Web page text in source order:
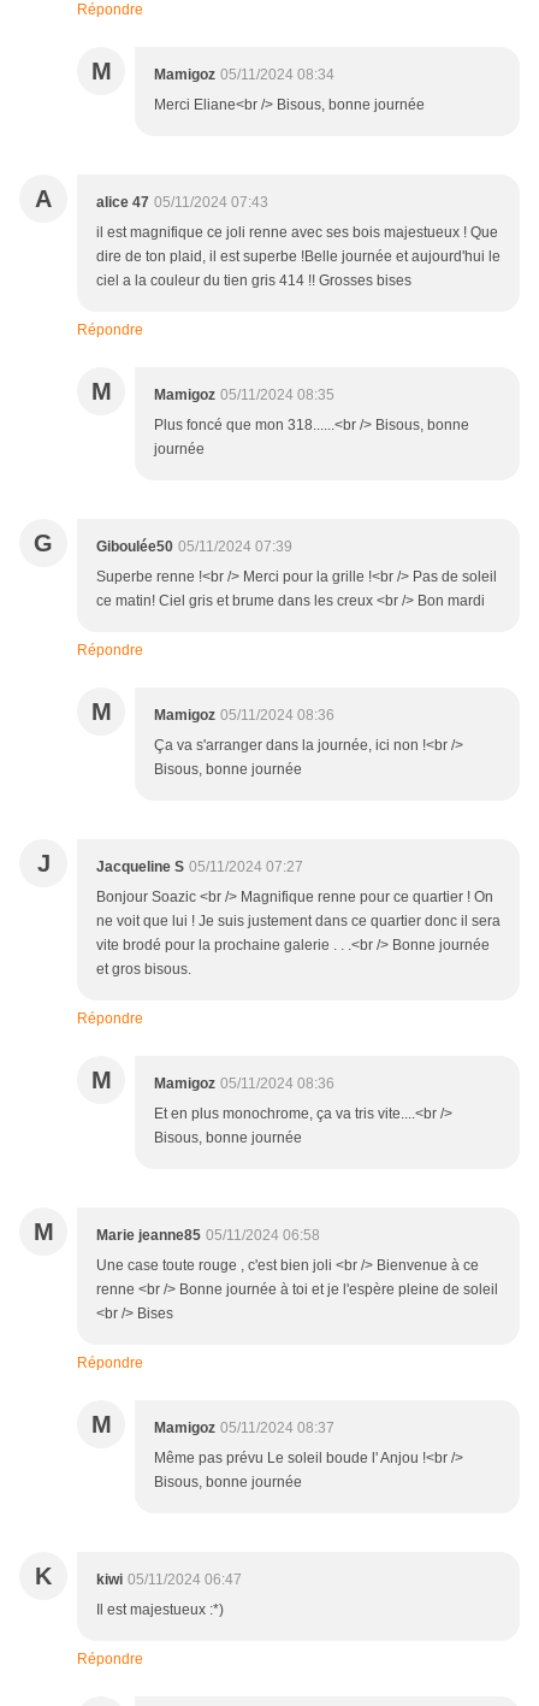
Répondre
M Mamigoz 05/11/2024 08:34
Merci Eliane<br /> Bisous, bonne journée
A alice 47 05/11/2024 07:43
il est magnifique ce joli renne avec ses bois majestueux ! Que
dire de ton plaid, il est superbe !Belle journée et aujourd'hui le
ciel a la couleur du tien gris 414 !! Grosses bises
Répondre
M Mamigoz 05/11/2024 08:35
Plus foncé que mon 318......<br /> Bisous, bonne
journée
G Giboulée50 05/11/2024 07:39
Superbe renne !<br /> Merci pour la grille !<br /> Pas de soleil
ce matin! Ciel gris et brume dans les creux <br /> Bon mardi
Répondre
M Mamigoz 05/11/2024 08:36
Ça va s'arranger dans la journée, ici non !<br />
Bisous, bonne journée
J Jacqueline S 05/11/2024 07:27
Bonjour Soazic <br /> Magnifique renne pour ce quartier ! On
ne voit que lui ! Je suis justement dans ce quartier donc il sera
vite brodé pour la prochaine galerie . . .<br /> Bonne journée
et gros bisous.
Répondre
M Mamigoz 05/11/2024 08:36
Et en plus monochrome, ça va tris vite....<br />
Bisous, bonne journée
M Marie jeanne85 05/11/2024 06:58
Une case toute rouge , c'est bien joli <br /> Bienvenue à ce
renne <br /> Bonne journée à toi et je l'espère pleine de soleil
<br /> Bises
Répondre
M Mamigoz 05/11/2024 08:37
Même pas prévu Le soleil boude l' Anjou !<br />
Bisous, bonne journée
K kiwi 05/11/2024 06:47
Il est majestueux :*)
Répondre